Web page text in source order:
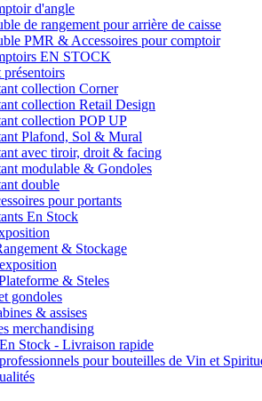
d'angle
de rangement pour arrière de caisse
PMR & Accessoires pour comptoir
EN STOCK
présentoirs
collection Corner
collection Retail Design
collection POP UP
Plafond, Sol & Mural
avec tiroir, droit & facing
modulable & Gondoles
double
pour portants
En Stock
& Stockage
& Steles
gondoles
& assises
merchandising
Stock - Livraison rapide
pour bouteilles de Vin et